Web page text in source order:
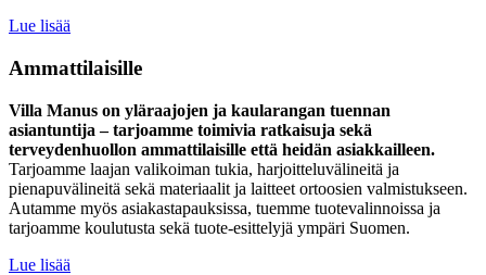
Lue lisää
Ammattilaisille
Villa Manus on yläraajojen ja kaularangan tuennan
asiantuntija – tarjoamme toimivia ratkaisuja sekä
terveydenhuollon ammattilaisille että heidän asiakkailleen.
Tarjoamme laajan valikoiman tukia, harjoitteluvälineitä ja
pienapuvälineitä sekä materiaalit ja laitteet ortoosien valmistukseen.
Autamme myös asiakastapauksissa, tuemme tuotevalinnoissa ja
tarjoamme koulutusta sekä tuote-esittelyjä ympäri Suomen.
Lue lisää